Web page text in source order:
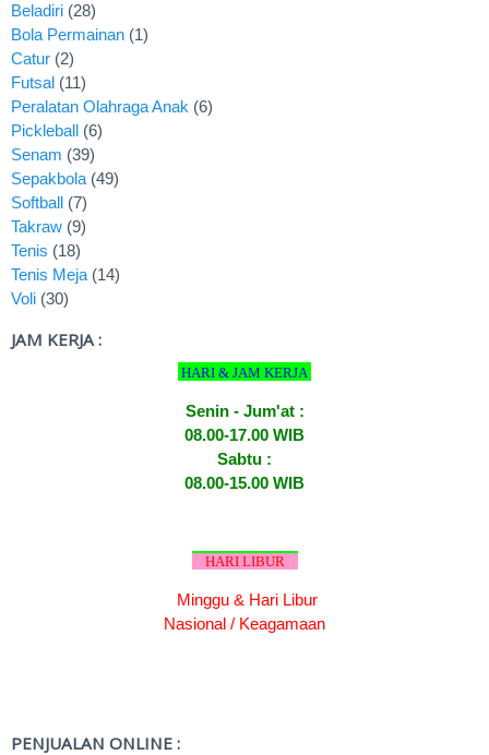
Beladiri (28)
Bola Permainan (1)
Catur (2)
Futsal (11)
Peralatan Olahraga Anak (6)
Pickleball (6)
Senam (39)
Sepakbola (49)
Softball (7)
Takraw (9)
Tenis (18)
Tenis Meja (14)
Voli (30)
JAM KERJA :
HARI & JAM KERJA
Senin - Jum'at :
08.00-17.00 WIB
Sabtu :
08.00-15.00 WIB
HARI LIBUR
Minggu & Hari Libur
Nasional / Keagamaan
PENJUALAN ONLINE :